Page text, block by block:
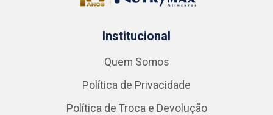
Institucional
Quem Somos
Política de Privacidade
Política de Troca e Devolução